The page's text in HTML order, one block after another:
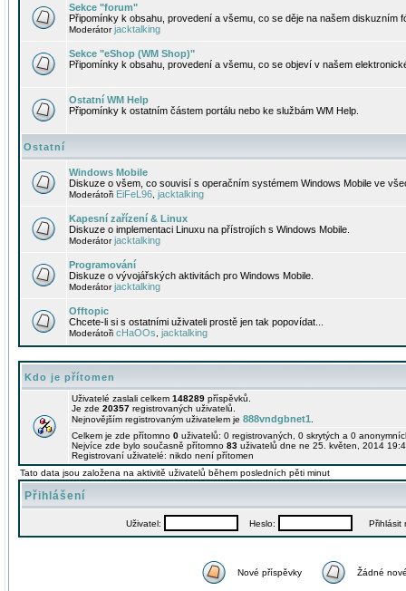
Sekce "forum"
Připomínky k obsahu, provedení a všemu, co se děje na našem diskuzním
Moderátorjacktalking
Sekce "eShop (WM Shop)"
Připomínky k obsahu, provedení a všemu, co se objeví v našem
Ostatní WM Help
Připomínky k ostatním částem portálu nebo ke službám WM Help.
Ostatní
Windows Mobile
Diskuze o všem, co souvisí s operačním systémem Windows Mobile ve
Moderátoři EiFeL96 jacktalking
Kapesní zařízení & Linux
Diskuze o implementaci Linuxu na přístrojích s Windows Mobile.
Moderátorjacktalking
Programování
Diskuze o vývojářských aktivitách pro Windows Mobile.
Moderátorjacktalking
Offtopic
Chcete-li si s ostatními uživateli prostě jen tak popovídat...
Moderátoři cHaOOs jacktalking
Kdo je přítomen
Uživatelé zaslali celkem 148289 příspěvků.
Je zde 20357 registrovaných uživatelů.
Nejnovějším registrovaným uživatelem je 888vndgbnet1
Celkem je zde přítomno 0 uživatelů: 0 registrovaných, 0 skrytých a 0
Nejvíce zde bylo současně přítomno 83 uživatelů dne ne 25. květen, 2014
Registrovaní uživatelé: nikdo není přítomen
Tato data jsou založena na aktivitě uživatelů během posledních pěti minut
Přihlášení
Uživatel: Heslo: Přihlásit
Nové příspěvky Žádné